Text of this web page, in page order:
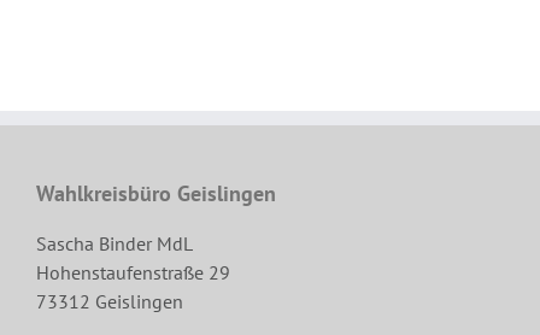
Wahlkreisbüro Geislingen
Sascha Binder MdL
Hohenstaufenstraße 29
73312 Geislingen